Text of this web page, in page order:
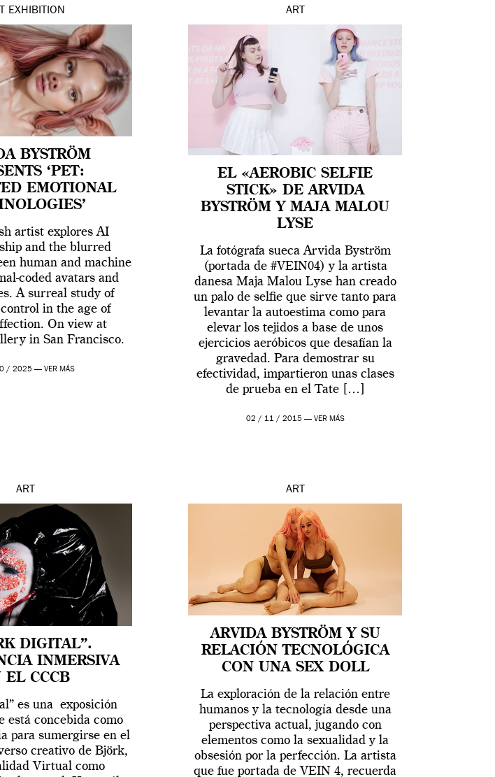
EXHIBITION
BYSTRÖM
‘PET:
EMOTIONAL
artist explores AI
and the blurred
human and machine
coded avatars and
A surreal study of
in the age of
On view at
in San Francisco.
/ 2025 — VER MÁS
ART
EL «AEROBIC SELFIE
STICK» DE ARVIDA
BYSTRÖM Y MAJA MALOU
LYSE
La fotógrafa sueca Arvida Byström
(portada de #VEIN04) y la artista
danesa Maja Malou Lyse han creado
un palo de selfie que sirve tanto para
levantar la autoestima como para
elevar los tejidos a base de unos
ejercicios aeróbicos que desafían la
gravedad. Para demostrar su
efectividad, impartieron unas clases
de prueba en el Tate […]
02 / 11 / 2015 — VER MÁS
ART
DIGITAL”.
INMERSIVA
EL CCCB
es una exposición
está concebida como
para sumergirse en el
creativo de Björk,
Virtual como
ART
ARVIDA BYSTRÖM Y SU
RELACIÓN TECNOLÓGICA
CON UNA SEX DOLL
La exploración de la relación entre
humanos y la tecnología desde una
perspectiva actual, jugando con
elementos como la sexualidad y la
obsesión por la perfección. La artista
que fue portada de VEIN 4, recuerda